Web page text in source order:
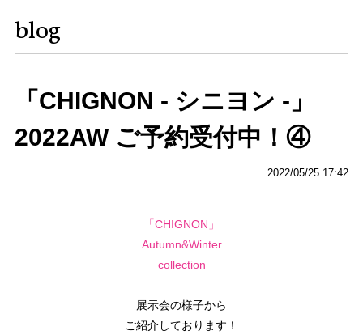
blog
「CHIGNON - シニヨン -」
2022AW ご予約受付中！④
2022/05/25 17:42
「CHIGNON」
Autumn&Winter
collection
展示会の様子から
ご紹介しております！